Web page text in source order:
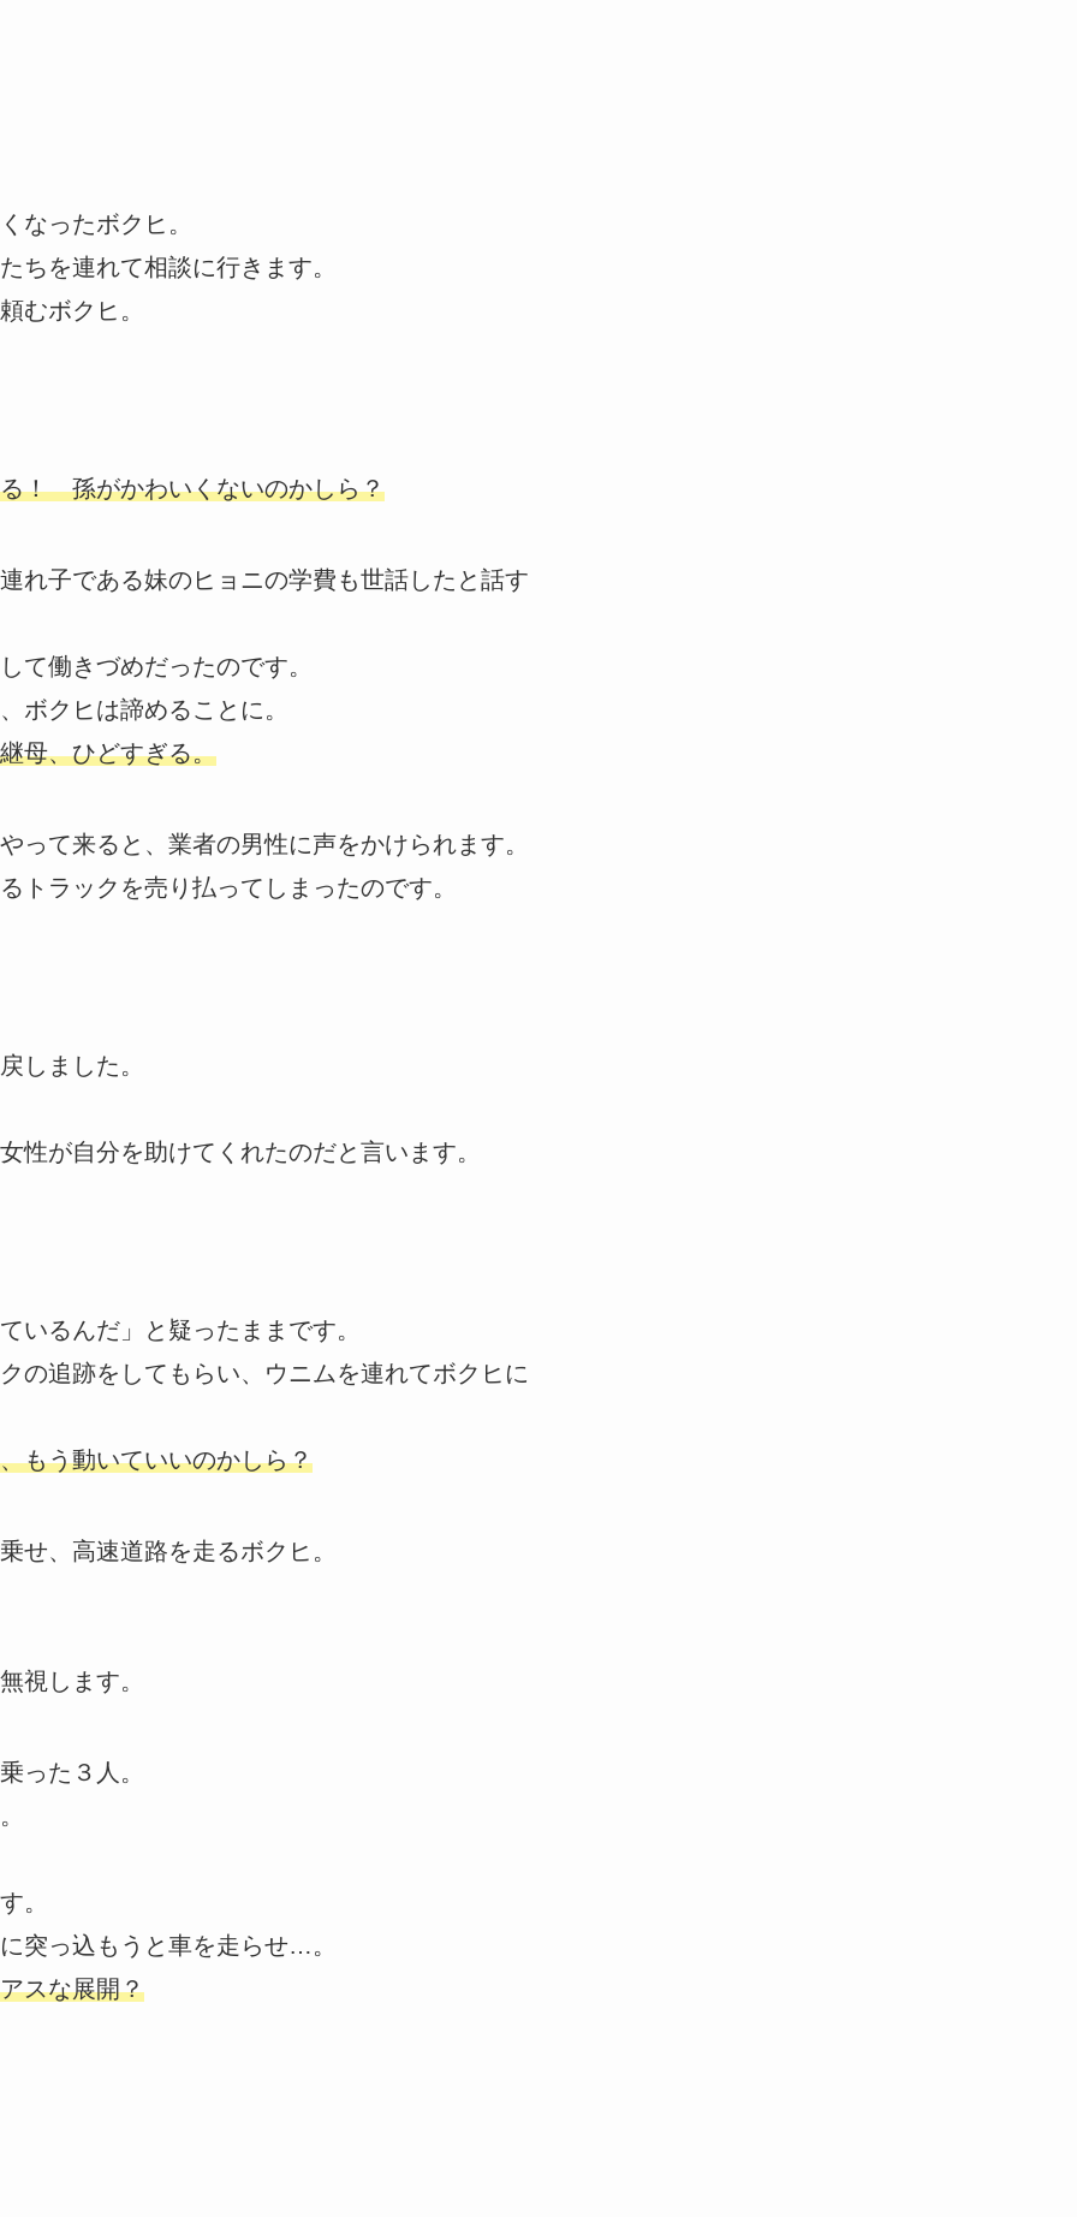
なったボクヒ。
ちを連れて相談に行きます。
むボクヒ。
！ 孫がかわいくないのかしら？
れ子である妹のヒョニの学費も世話したと話す
て働きづめだったのです。
ボクヒは諦めることに。
母、ひどすぎる。
って来ると、業者の男性に声をかけられます。
トラックを売り払ってしまったのです。
しました。
性が自分を助けてくれたのだと言います。
いるんだ」と疑ったままです。
の追跡をしてもらい、ウニムを連れてボクヒに
もう動いていいのかしら？
せ、高速道路を走るボクヒ。
視します。
った３人。
。
突っ込もうと車を走らせ…。
スな展開？